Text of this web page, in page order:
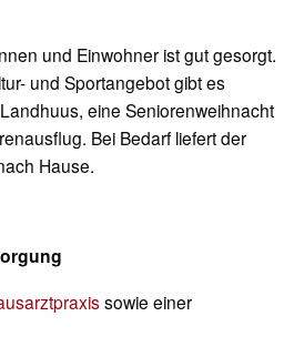
und Einwohner ist gut gesorgt.
und Sportangebot gibt es
eine Seniorenweihnacht
Bei Bedarf liefert der
Hause.
sowie einer